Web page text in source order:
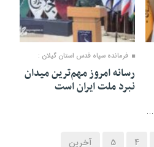
۲۱ بهمن ۱۴۰۴
فرمانده سپاه قدس استان گیلان :
رسانه امروز مهم‌ترین میدان
نبرد ملت ایران است
4
5 آخرین